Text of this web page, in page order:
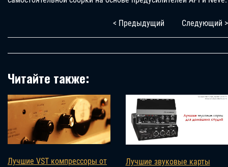
< Предыдущий Следующий >
Читайте также:
Лучшие VST компрессоры от
Лучшие звуковые карты